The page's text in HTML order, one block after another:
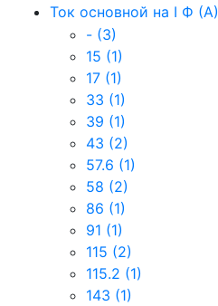
Ток основной на I Ф (А)
- (3)
15 (1)
17 (1)
33 (1)
39 (1)
43 (2)
57.6 (1)
58 (2)
86 (1)
91 (1)
115 (2)
115.2 (1)
143 (1)